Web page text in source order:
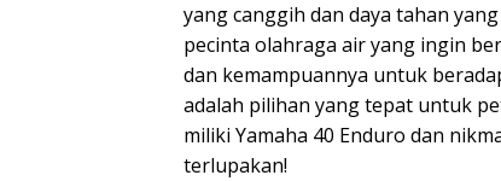
yang canggih dan daya tahan
pecinta olahraga air yang ingin
dan kemampuannya untuk
adalah pilihan yang tepat untuk
miliki Yamaha 40 Enduro dan
terlupakan!